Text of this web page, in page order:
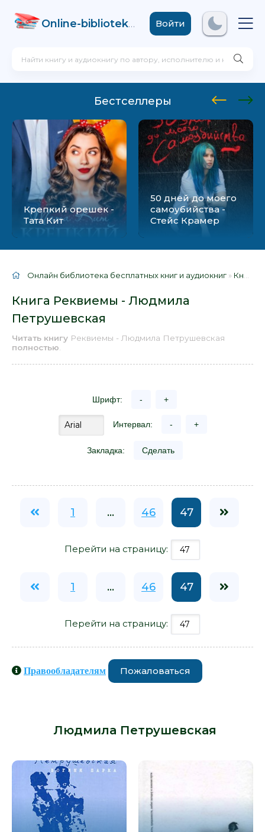
Online-biblioteka .comВойти
Бестселлеры
Крепкий орешек -
Тата Кит
50 дней до моего
самоубийства -
Стейс Крамер
Онлайн библиотека бесплатных книг и аудиокниг » Книги
Книга Реквиемы - Людмила
Петрушевская
Читать книгу Реквиемы - Людмила Петрушевская
полностью
Шрифт: - +
Интервал: - +
Закладка: Сделать
1 ... 46 47
Перейти на страницу:
1 ... 46 47
Перейти на страницу:
Правообладателям Пожаловаться
-Людмила Петрушевская